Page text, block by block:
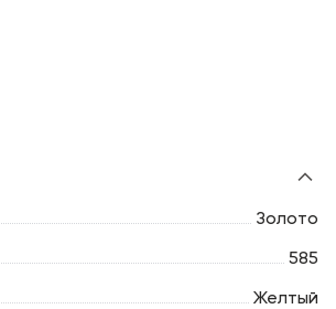
Золото
585
Желтый